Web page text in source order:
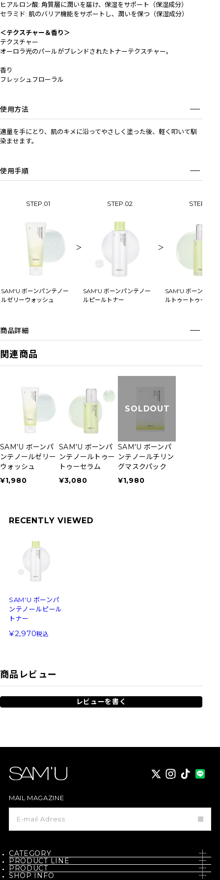
ヒアルロン酸: 角質層に潤いを届け、保湿をサポート（保湿成分）
セラミド: 肌のバリア機能をサポートし、潤いを保つ（保湿成分）
＜テクスチャー＆香り＞
テクスチャー
オーロラ光のパールがブレンドされたトナーテクスチャー。
香り
フレッシュフローラル
使用方法
適量を手にとり、肌のキメに沿ってやさしく塗った後、軽く叩いて馴
染ませます。
使用手順
STEP.01 STEP.02 STEP.03
＞ ＞
SAM'U ボーンパンテノー
ルゼリーウォッシュ
SAM'U ボーンパンテノー
ルピールトナー
SAM'U ボーンパン
ルトゥートゥーセラ
商品詳細
関連商品
SAM'U ボーンパ
ンテノールゼリー
ウォッシュ
¥1,980
SAM'U ボーンパ
ンテノールトゥー
トゥーセラム
¥3,080
SOLDOUT
SAM'U ボーンパ
ンテノールチリン
グマスクパック
¥1,980
RECENTLY VIEWED
SAM'U ボーンパ
ンテノールピール
トナー
2,970税込
商品レビュー
レビューを書く
X instagram
TikTok
MAIL MAGAZINE
ン
登
録
CATEGORY
SKIN CARE
PRODUCT LINE
PRODUCT
SHOP INFO